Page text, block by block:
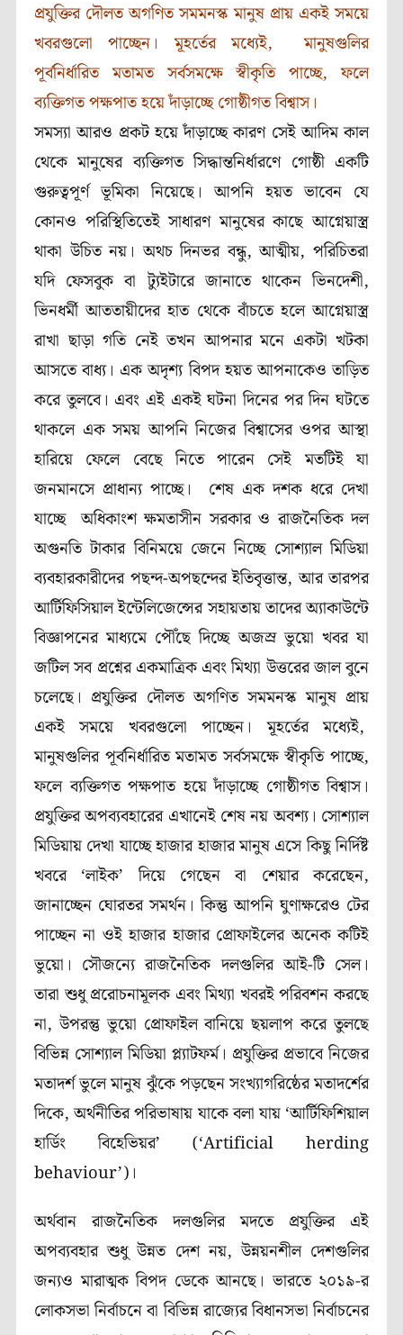
প্রযুক্তির দৌলত অগণিত সমমনস্ক মানুষ প্রায় একই সময়ে
খবরগুলো পাচ্ছেন। মূহর্তের মধ্যেই, মানুষগুলির
পূর্বনির্ধারিত মতামত সর্বসমক্ষে স্বীকৃতি পাচ্ছে, ফলে
ব্যক্তিগত পক্ষপাত হয়ে দাঁড়াচ্ছে গোষ্ঠীগত বিশ্বাস।
সমস্যা আরও প্রকট হয়ে দাঁড়াচ্ছে কারণ সেই আদিম কাল
থেকে মানুষের ব্যক্তিগত সিদ্ধান্তনির্ধারণে গোষ্ঠী একটি
গুরুত্বপূর্ণ ভূমিকা নিয়েছে। আপনি হয়ত ভাবেন যে
কোনও পরিস্থিতিতেই সাধারণ মানুষের কাছে আগ্নেয়াস্ত্র
থাকা উচিত নয়। অথচ দিনভর বন্ধু, আত্মীয়, পরিচিতরা
যদি ফেসবুক বা ট্যুইটারে জানাতে থাকেন ভিনদেশী,
ভিনধর্মী আততায়ীদের হাত থেকে বাঁচতে হলে আগ্নেয়াস্ত্র
রাখা ছাড়া গতি নেই তখন আপনার মনে একটা খটকা
আসতে বাধ্য। এক অদৃশ্য বিপদ হয়ত আপনাকেও তাড়িত
করে তুলবে। এবং এই একই ঘটনা দিনের পর দিন ঘটতে
থাকলে এক সময় আপনি নিজের বিশ্বাসের ওপর আস্থা
হারিয়ে ফেলে বেছে নিতে পারেন সেই মতটিই যা
জনমানসে প্রাধান্য পাচ্ছে। শেষ এক দশক ধরে দেখা
যাচ্ছে অধিকাংশ ক্ষমতাসীন সরকার ও রাজনৈতিক দল
অগুনতি টাকার বিনিময়ে জেনে নিচ্ছে সোশ্যাল মিডিয়া
ব্যবহারকারীদের পছন্দ-অপছন্দের ইতিবৃত্তান্ত, আর তারপর
আর্টিফিসিয়াল ইন্টেলিজেন্সের সহায়তায় তাদের অ্যাকাউন্টে
বিজ্ঞাপনের মাধ্যমে পৌঁছে দিচ্ছে অজস্র ভুয়ো খবর যা
জটিল সব প্রশ্নের একমাত্রিক এবং মিথ্যা উত্তরের জাল বুনে
চলেছে। প্রযুক্তির দৌলত অগণিত সমমনস্ক মানুষ প্রায়
একই সময়ে খবরগুলো পাচ্ছেন। মূহর্তের মধ্যেই,
মানুষগুলির পূর্বনির্ধারিত মতামত সর্বসমক্ষে স্বীকৃতি পাচ্ছে,
ফলে ব্যক্তিগত পক্ষপাত হয়ে দাঁড়াচ্ছে গোষ্ঠীগত বিশ্বাস।
প্রযুক্তির অপব্যবহারের এখানেই শেষ নয় অবশ্য। সোশ্যাল
মিডিয়ায় দেখা যাচ্ছে হাজার হাজার মানুষ এসে কিছু নির্দিষ্ট
খবরে ‘লাইক’ দিয়ে গেছেন বা শেয়ার করেছেন,
জানাচ্ছেন ঘোরতর সমর্থন। কিন্তু আপনি ঘুণাক্ষরেও টের
পাচ্ছেন না ওই হাজার হাজার প্রোফাইলের অনেক কটিই
ভুয়ো। সৌজন্যে রাজনৈতিক দলগুলির আই-টি সেল।
তারা শুধু প্ররোচনামূলক এবং মিথ্যা খবরই পরিবশন করছে
না, উপরন্তু ভুয়ো প্রোফাইল বানিয়ে ছয়লাপ করে তুলছে
বিভিন্ন সোশ্যাল মিডিয়া প্ল্যাটফর্ম। প্রযুক্তির প্রভাবে নিজের
মতাদর্শ ভুলে মানুষ ঝুঁকে পড়ছেন সংখ্যাগরিষ্ঠের মতাদর্শের
দিকে, অর্থনীতির পরিভাষায় যাকে বলা যায় ‘আর্টিফিশিয়াল
হার্ডিং বিহেভিয়র’ (‘Artificial herding
behaviour’)।
অর্থবান রাজনৈতিক দলগুলির মদতে প্রযুক্তির এই
অপব্যবহার শুধু উন্নত দেশ নয়, উন্নয়নশীল দেশগুলির
জন্যও মারাত্মক বিপদ ডেকে আনছে। ভারতে ২০১৯-র
লোকসভা নির্বাচনে বা বিভিন্ন রাজ্যের বিধানসভা নির্বাচনের